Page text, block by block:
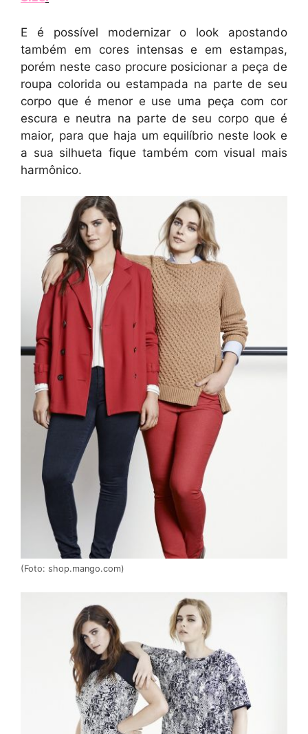
E é possível modernizar o look apostando
também em cores intensas e em estampas,
porém neste caso procure posicionar a peça de
roupa colorida ou estampada na parte de seu
corpo que é menor e use uma peça com cor
escura e neutra na parte de seu corpo que é
maior, para que haja um equilíbrio neste look e
a sua silhueta fique também com visual mais
harmônico.
(Foto: shop.mango.com)